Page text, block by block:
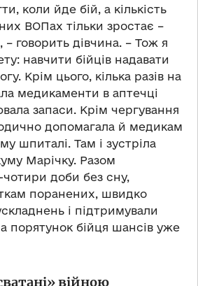
коли йде бій, а кількість
ВОПах тільки зростає –
– говорить дівчина. – Тож я
навчити бійців надавати
Крім цього, кілька разів на
медикаменти в аптечці
запаси. Крім чергування
допомагала й медикам
шпиталі. Там і зустріла
Марічку. Разом
доби без сну,
поранених, швидко
і підтримували
порятунок бійця шансів уже
війною